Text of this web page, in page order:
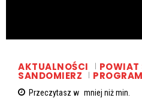
AKTUALNOŚCI POWIAT
SANDOMIERZ
Przeczytasz w mniej niżmin.